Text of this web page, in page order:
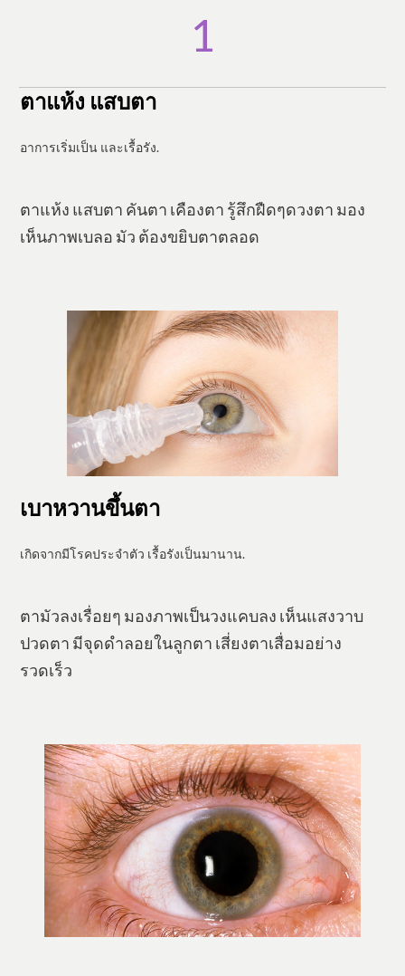
1
ตาแห้ง แสบตา
อาการเริ่มเป็น และเรื้อรัง.
ตาแห้ง แสบตา คันตา เคืองตา รู้สึกฝืดๆดวงตา มอง
เห็นภาพเบลอ มัว ต้องขยิบตาตลอด
​เบาหวานขึ้นตา
​​เกิดจากมีโรคประจำตัว เรื้อรังเป็นมานาน.
​​ตามัวลงเรื่อยๆ มองภาพเป็นวงแคบลง เห็นแสงวาบ
ปวดตา มีจุดดำลอยในลูกตา เสี่ยงตาเสื่อมอย่าง
รวดเร็ว